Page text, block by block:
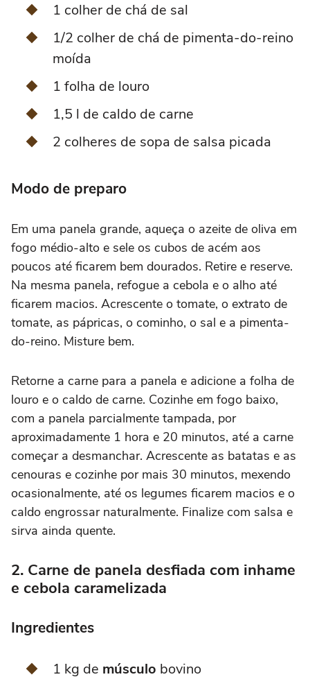
1 colher de chá de sal
1/2 colher de chá de pimenta-do-reino
moída
1 folha de louro
1,5 l de caldo de carne
2 colheres de sopa de salsa picada
Modo de preparo
Em uma panela grande, aqueça o azeite de oliva em
fogo médio-alto e sele os cubos de acém aos
poucos até ficarem bem dourados. Retire e reserve.
Na mesma panela, refogue a cebola e o alho até
ficarem macios. Acrescente o tomate, o extrato de
tomate, as pápricas, o cominho, o sal e a pimenta-
do-reino. Misture bem.
Retorne a carne para a panela e adicione a folha de
louro e o caldo de carne. Cozinhe em fogo baixo,
com a panela parcialmente tampada, por
aproximadamente 1 hora e 20 minutos, até a carne
começar a desmanchar. Acrescente as batatas e as
cenouras e cozinhe por mais 30 minutos, mexendo
ocasionalmente, até os legumes ficarem macios e o
caldo engrossar naturalmente. Finalize com salsa e
sirva ainda quente.
2. Carne de panela desfiada com inhame
e cebola caramelizada
Ingredientes
1 kg de músculo bovino